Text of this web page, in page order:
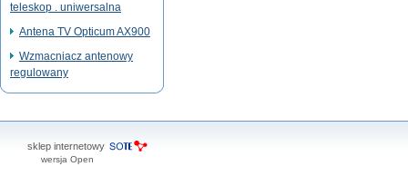
teleskop . uniwersalna
Antena TV Opticum AX900
Wzmacniacz antenowy
regulowany
sklep internetowy
wersja Open